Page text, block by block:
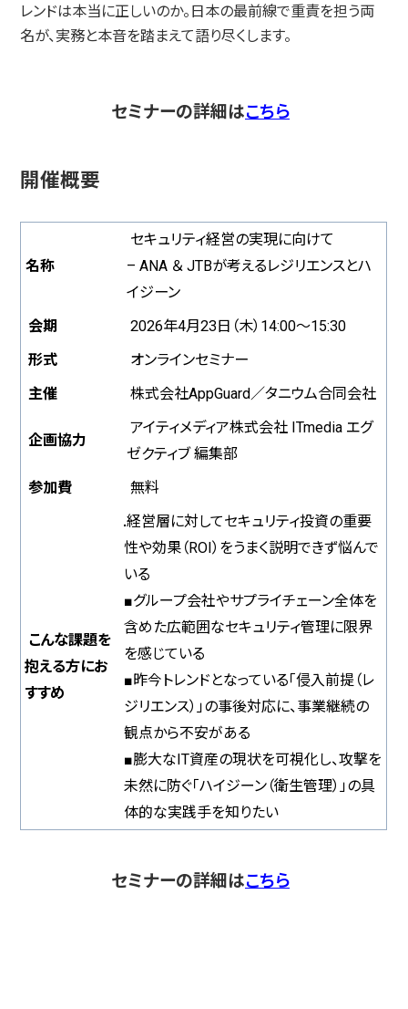
レンドは本当に正しいのか。日本の最前線で重責を担う両
名が、実務と本音を踏まえて語り尽くします。
セミナーの詳細はこちら
開催概要
名称
セキュリティ経営の実現に向けて
– ANA ＆ JTBが考えるレジリエンスとハ
イジーン
会期
2026年4月23日（木）14:00～15:30
形式
オンラインセミナー
主催
株式会社AppGuard／タニウム合同会社
企画協力
アイティメディア株式会社 ITmedia エグ
ゼクティブ 編集部
参加費
無料
こんな課題を
抱える方にお
すすめ
■経営層に対してセキュリティ投資の重要
性や効果（ROI）をうまく説明できず悩んで
いる
■グループ会社やサプライチェーン全体を
含めた広範囲なセキュリティ管理に限界
を感じている
■昨今トレンドとなっている「侵入前提（レ
ジリエンス）」の事後対応に、事業継続の
観点から不安がある
■膨大なIT資産の現状を可視化し、攻撃を
未然に防ぐ「ハイジーン（衛生管理）」の具
体的な実践手を知りたい
セミナーの詳細はこちら